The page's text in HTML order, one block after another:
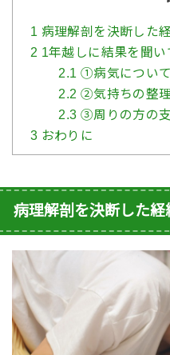
1 病理解剖を決断した
2 1年越しに結果を聞い
2.1 ①病気につい
2.2 ②気持ちの整
2.3 ③周りの方の
3 おわりに
病理解剖を決断した経